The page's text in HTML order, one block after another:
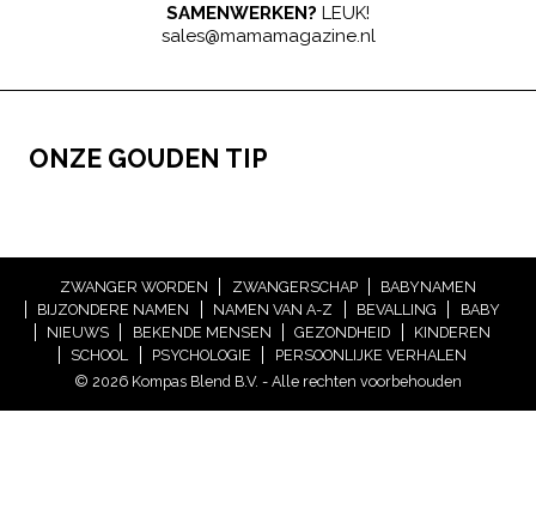
SAMENWERKEN? LEUK!
sales@mamamagazine.nl
ONZE GOUDEN TIP
ZWANGER WORDEN ZWANGERSCHAP
BABYNAMEN
BIJZONDERE NAMEN
NAMEN VAN A-Z BEVALLING
BABY
NIEUWS
BEKENDE MENSEN GEZONDHEID
KINDEREN
SCHOOL
PSYCHOLOGIE
PERSOONLIJKE VERHALEN
© 2026 Kompas Blend B.V. - Alle rechten voorbehouden